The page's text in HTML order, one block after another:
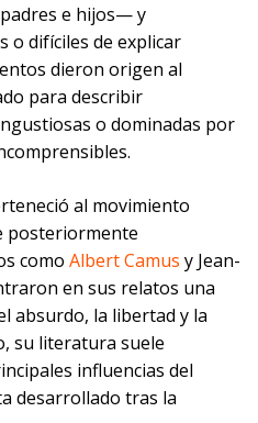
e hijos— y
o difíciles de explicar
dieron origen al
para describir
o dominadas por
al movimiento
posteriormente
como Albert Camus y Jean-
en sus relatos una
absurdo, la libertad y la
su literatura suele
influencias del
desarrollado tras la